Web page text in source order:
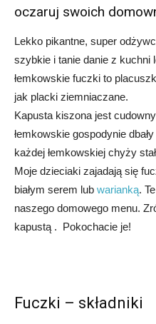
oczaruj swoich
Lekko pikantne, super
szybkie i tanie danie z kuchni
łemkowskie fuczki to
jak placki ziemniaczane.
Kapusta kiszona jest
łemkowskie gospodynie
każdej łemkowskiej chyży
Moje dzieciaki zajadają się
białym serem lub warianką.
naszego domowego menu.
kapustą . Pokochacie je!
Fuczki – składniki